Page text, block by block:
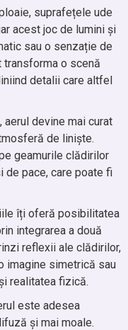
suprafețele ude
acest joc de lumini și
sau o senzație de
o scenă
detalii care altfel
aerul devine mai curat
de liniște.
geamurile clădirilor
de pace, care poate fi
îți oferă posibilitatea
integrarea a două
reflexii ale clădirilor,
imagine simetrică sau
realitatea fizică.
este adesea
și mai moale.